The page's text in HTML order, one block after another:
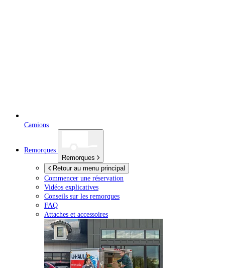
Camions
Remorques
Remorques
Retour au menu principal
Commencer une réservation
Vidéos explicatives
Conseils sur les remorques
FAQ
Attaches et accessoires